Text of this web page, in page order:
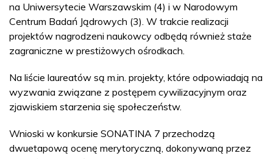
na Uniwersytecie Warszawskim (4) i w Narodowym
Centrum Badań Jądrowych (3). W trakcie realizacji
projektów nagrodzeni naukowcy odbędą również staże
zagraniczne w prestiżowych ośrodkach.
Na liście laureatów są m.in. projekty, które odpowiadają na
wyzwania związane z postępem cywilizacyjnym oraz
zjawiskiem starzenia się społeczeństw.
Wnioski w konkursie SONATINA 7 przechodzą
dwuetapową ocenę merytoryczną, dokonywaną przez